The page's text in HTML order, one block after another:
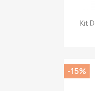
Kit
-15%